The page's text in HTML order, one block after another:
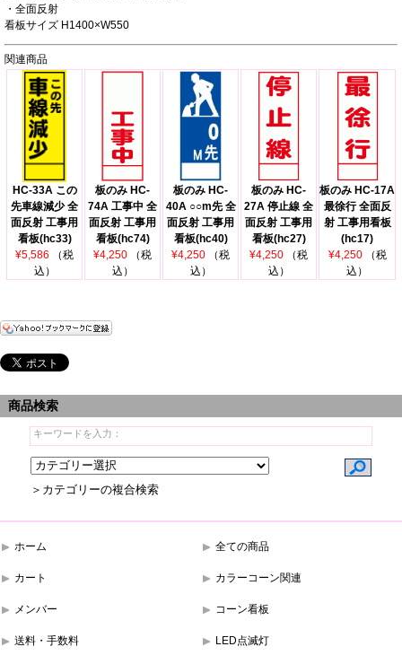
・全面反射
看板サイズ H1400×W550
関連商品
HC-33A この
先車線減少 全
面反射 工事用
看板(hc33)
¥5,586
（税
込）
板のみ HC-
74A 工事中 全
面反射 工事用
看板(hc74)
¥4,250
（税
込）
板のみ HC-
40A ○○m先 全
面反射 工事用
看板(hc40)
¥4,250
（税
込）
板のみ HC-
27A 停止線 全
面反射 工事用
看板(hc27)
¥4,250
（税
込）
板のみ HC-17A
最徐行 全面反
射 工事用看板
(hc17)
¥4,250
（税
込）
商品検索
＞カテゴリーの複合検索
ホーム
カート
メンバー
送料・手数料
全ての商品
カラーコーン関連
コーン看板
LED点滅灯